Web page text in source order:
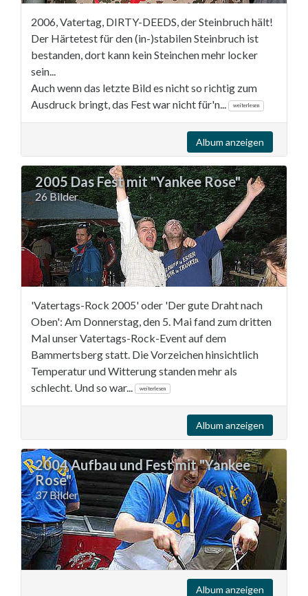
2006, Vatertag, DIRTY-DEEDS, der Steinbruch hält!
Der Härtetest für den (in-)stabilen Steinbruch ist
bestanden, dort kann kein Steinchen mehr locker
sein...
Auch wenn das letzte Bild es nicht so richtig zum
Ausdruck bringt, das Fest war nicht für'n...
weiterlesen
Album anzeigen
2005 Das Fest mit "Yankee Rose"
26 Bilder
'Vatertags-Rock 2005' oder 'Der gute Draht nach
Oben': Am Donnerstag, den 5. Mai fand zum dritten
Mal unser Vatertags-Rock-Event auf dem
Bammertsberg statt. Die Vorzeichen hinsichtlich
Temperatur und Witterung standen mehr als
schlecht. Und so war...
weiterlesen
Album anzeigen
2004 Aufbau und Fest mit "Yankee
Rose"
37 Bilder
Album anzeigen